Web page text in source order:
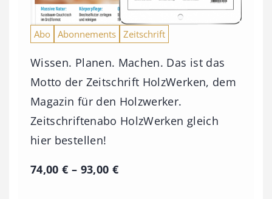
Abo Abonnements Zeitschrift
Wissen. Planen. Machen. Das ist das
Motto der Zeitschrift HolzWerken, dem
Magazin für den Holzwerker.
Zeitschriftenabo HolzWerken gleich
hier bestellen!
74,00€ – 93,00 €P